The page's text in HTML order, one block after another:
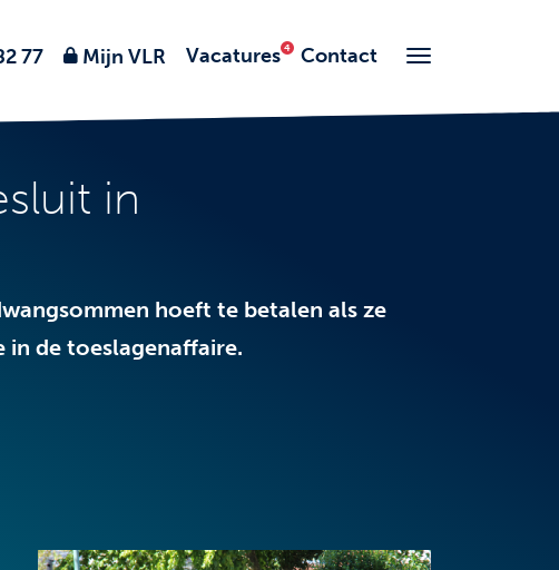
77 Mijn VLR Vacatures Contact
in
hoeft te betalen als ze
in de toeslagenaffaire.